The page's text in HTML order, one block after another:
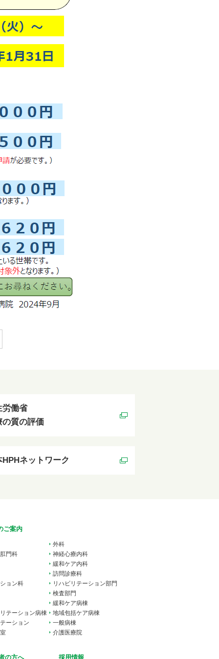
労働省
の質の評価
HPHネットワーク
ご案内
外科
門科
神経心療内科
緩和ケア内科
訪問診療科
ョン科
リハビリテーション部門
検査部門
緩和ケア病棟
テーション病棟
地域包括ケア病棟
ーション
一般病棟
介護医療院
の方へ 採用情報